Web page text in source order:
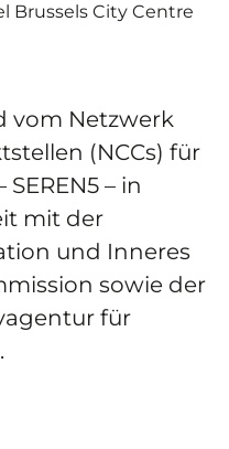
Brussels City Centre
vom Netzwerk
(NCCs) für
– in
mit der
und Inneres
sowie der
für